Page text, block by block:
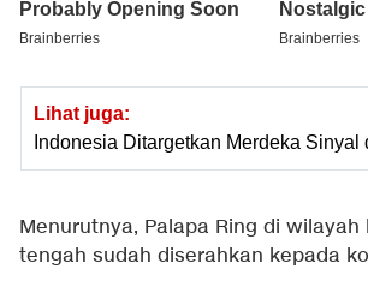
Lihat juga:
Indonesia Ditargetkan Merdeka Sinyal
Menurutnya, Palapa Ring di wilayah
tengah sudah diserahkan kepada